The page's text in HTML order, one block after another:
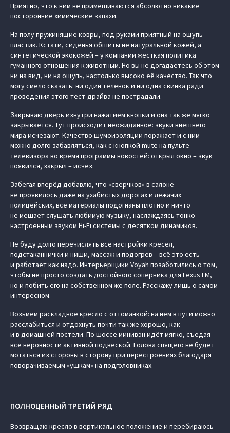
Приятно, что к ним не примешиваются абсолютно никакие
посторонние химические запахи.
На полу пружинящие ковры, под руками приятный на ощупь
пластик. Кстати, сиденья обшиты не натуральной кожей, а
синтетической экокожей – у компании жёсткая политика
гуманного отношения к животным. Но вы не догадаетесь об этом
ни на вид, ни на ощупь, настолько высоко её качество. Так что
могу смело сказать: ни один телёнок и ни одна свинка ради
проведения этого тест-драйва не пострадали.
Закрываю дверь изнутри нажатием кнопки и она так же мягко
закрывается. Тут происходит неожиданное: звуки внешнего
мира исчезают. Качество шумоизоляции поражает и с ним
можно долго забавляться, как с кнопкой mute на пульте
телевизора во время программы новостей: открыл окно – звук
появился, закрыл – исчез.
Забегая вперёд добавлю, что «сверчков» в салоне
не проявилось даже на ухабистых дорогах и лежачих
полицейских, все материалы подогнаны плотно и ничто
не мешает слушать любимую музыку, наслаждаясь тонко
настроенным звуком Hi-Fi системы с десятком динамиков.
Не буду долго перечислять все настройки кресел,
подстаканнички и ниши, массаж и подогрев – всё это есть
и работает как надо. Интерьерщики Voyah позаботились о том,
чтобы не просто создать достойного соперника для Lexus LM,
но и побить его на собственном же поле. Расскажу лишь о самом
интересном.
Возьмём раскладное кресло с оттоманкой: на нем в пути можно
расслабиться и отдохнуть почти так же хорошо, как
и в домашней постели. По шоссе минивэн идёт мягко, съедая
все неровности активной подвеской. Голова спящего не будет
мотаться из стороны в сторону при перестроениях благодаря
поворачиваемым «ушкам» на подголовниках.
ПОЛНОЦЕННЫЙ ТРЕТИЙ РЯД
Возвращаю кресло в вертикальное положение и перебираюсь